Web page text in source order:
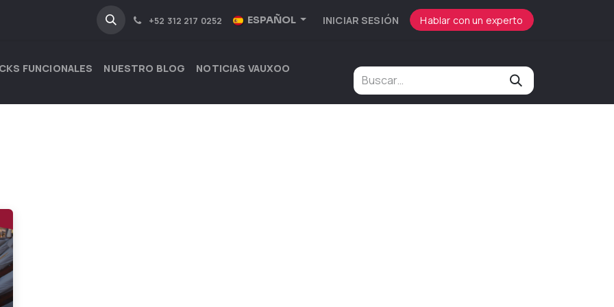
INDUSTRIAS +52 312 217 0252 ESPAÑOL INICIAR SESIÓN Hablar con un experto
FUNCIONALES NUESTRO BLOG
NOTICIAS VAUXOO